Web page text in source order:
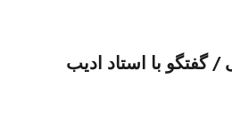
/ گفتگو با استاد اديب